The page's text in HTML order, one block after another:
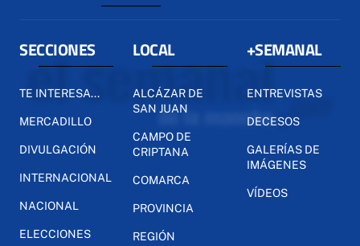
SECCIONES
TE INTERESA...
MERCADILLO
DIVULGACIÓN
INTERNACIONAL
NACIONAL
ELECCIONES
LOCAL
ALCÁZAR DE
SAN JUAN
CAMPO DE
CRIPTANA
COMARCA
PROVINCIA
REGIÓN
+SEMANAL
ENTREVISTAS
DECESOS
GALERÍAS DE
IMÁGENES
VÍDEOS